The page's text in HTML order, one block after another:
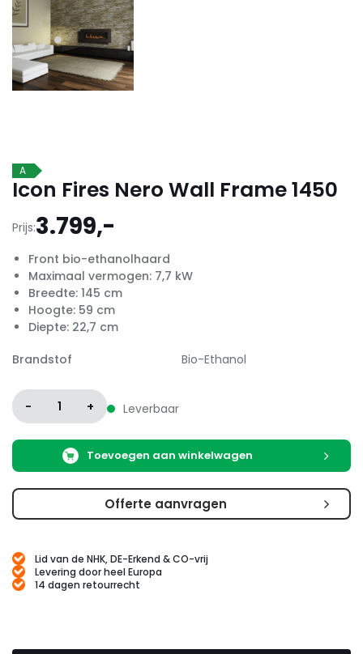
A
Icon Fires Nero Wall Frame 1450
Prijs:3.799,-
Front bio-ethanolhaard
Maximaal vermogen: 7,7 kW
Breedte: 145 cm
Hoogte: 59 cm
Diepte: 22,7 cm
Brandstof
Bio-Ethanol
- 1 + Leverbaar
Toevoegen aan winkelwagen
Offerte aanvragen
Lid van de NHK, DE-Erkend & CO-vrij
Levering door heel Europa
14 dagen retourrecht